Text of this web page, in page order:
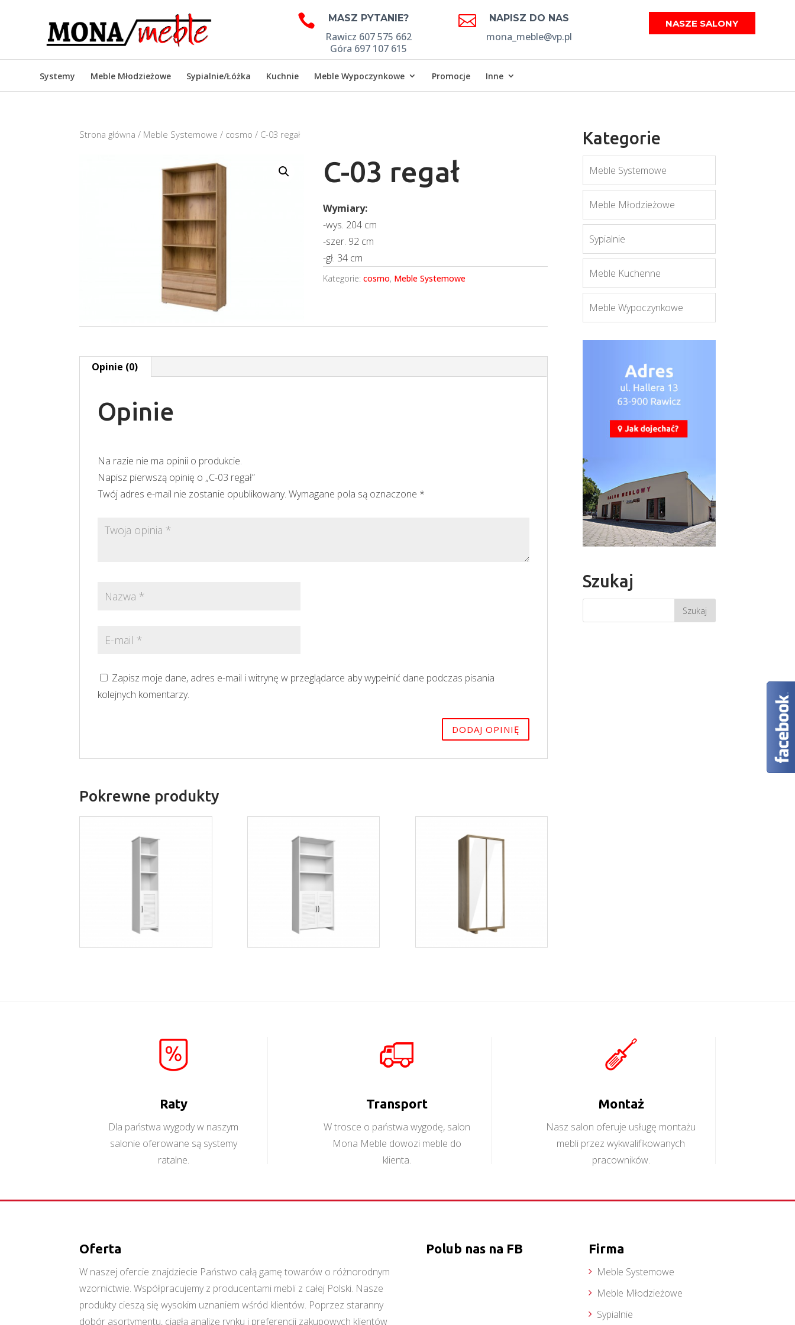
 MASZ PYTANIE?
Rawicz 607 575 662
Góra 697 107 615
 NAPISZ DO NAS
mona_meble@vp.pl
NASZE SALONY
Systemy Meble Młodzieżowe Sypialnie/Łóżka Kuchnie Meble Wypoczynkowe Promocje Inne
Strona główna / Meble Systemowe / cosmo / C-03 regał
C-03 regał
Wymiary:
-wys. 204 cm
-szer. 92 cm
-gł. 34 cm
Kategorie:cosmo, Meble Systemowe
Opinie (0)
Opinie
Na razie nie ma opinii o produkcie.
Napisz pierwszą opinię o „C-03 regał”
Twój adres e-mail nie zostanie opublikowany. Wymagane pola są oznaczone *
Zapisz moje dane, adres e-mail i witrynę w przeglądarce aby wypełnić dane podczas pisania
kolejnych komentarzy.
Pokrewne produkty
Orient W1D
Więcej
Kategorie
Meble Systemowe
Meble Młodzieżowe
Sypialnie
Meble Kuchenne
Meble Wypoczynkowe
Szukaj
Raty
Dla państwa wygody w naszym
salonie oferowane są systemy
ratalne.
Transport
W trosce o państwa wygodę, salon
Mona Meble dowozi meble do
klienta.
Montaż
Nasz salon oferuje usługę montażu
mebli przez wykwalifikowanych
pracowników.
Oferta
W naszej ofercie znajdziecie Państwo całą gamę towarów o różnorodnym
wzornictwie. Współpracujemy z producentami mebli z całej Polski. Nasze
produkty cieszą się wysokim uznaniem wśród klientów. Poprzez staranny
dobór asortymentu, ciągłą analizę rynku i preferencji zakupowych klientów
Polub nas na FB Firma
Meble Systemowe
Meble Młodzieżowe
Sypialnie